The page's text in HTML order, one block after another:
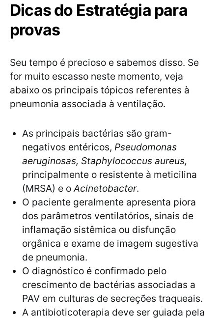
Dicas do Estratégia para
provas
Seu tempo é precioso e sabemos disso. Se
for muito escasso neste momento, veja
abaixo os principais tópicos referentes à
pneumonia associada à ventilação.
As principais bactérias são gram-
negativos entéricos, Pseudomonas
aeruginosas, Staphylococcus aureus,
principalmente o resistente à meticilina
(MRSA) e oAcinetobacter.
O paciente geralmente apresenta piora
dos parâmetros ventilatórios, sinais de
inflamação sistêmica ou disfunção
orgânica e exame de imagem sugestiva
de pneumonia.
O diagnóstico é confirmado pelo
crescimento de bactérias associadas a
PAV em culturas de secreções traqueais.
A antibioticoterapia deve ser guiada pela